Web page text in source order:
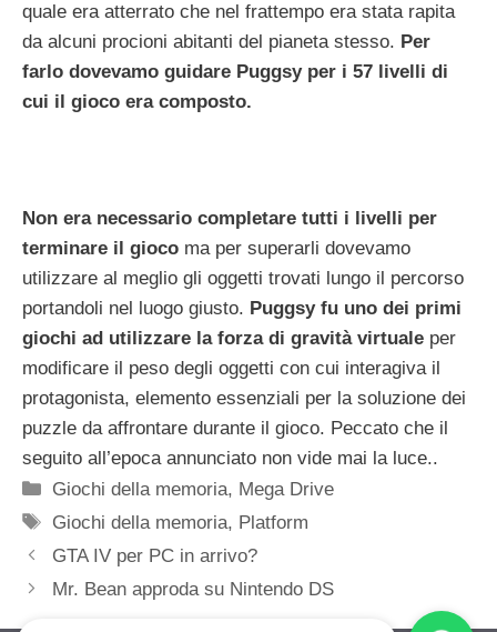
quale era atterrato che nel frattempo era stata rapita
da alcuni procioni abitanti del pianeta stesso. Per
farlo dovevamo guidare Puggsy per i 57 livelli di
cui il gioco era composto.
Non era necessario completare tutti i livelli per
terminare il gioco ma per superarli dovevamo
utilizzare al meglio gli oggetti trovati lungo il percorso
portandoli nel luogo giusto. Puggsy fu uno dei primi
giochi ad utilizzare la forza di gravità virtuale per
modificare il peso degli oggetti con cui interagiva il
protagonista, elemento essenziali per la soluzione dei
puzzle da affrontare durante il gioco. Peccato che il
seguito all’epoca annunciato non vide mai la luce..
Categorie
Giochi della memoria, Mega Drive
Tag
Giochi della memoria, Platform
GTA IV per PC in arrivo?
Mr. Bean approda su Nintendo DS